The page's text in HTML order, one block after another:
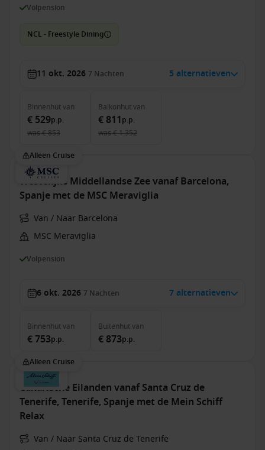
Volpension
NCL - Freestyle Dining
11 okt. 2026 7 Nachten 5 alternatieven
Binnenhutvan
€ 529p.p.
was€ 853
Balkonhutvan
€ 811 p.p.
was€ 1.352
Alleen Cruise
Westelijke Middellandse Zee vanaf Barcelona,
Spanje met de MSC Meraviglia
Van / Naar Barcelona
MSC Meraviglia
Volpension
6 okt. 2026 7 Nachten 7 alternatieven
Binnenhutvan
€ 753p.p.
Buitenhutvan
€ 873p.p.
Alleen Cruise
Canarische Eilanden vanaf Santa Cruz de
Tenerife, Tenerife, Spanje met de Mein Schiff
Relax
Van / Naar Santa Cruz de Tenerife